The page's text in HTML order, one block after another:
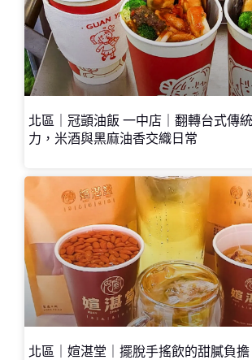
北區｜冠顗油飯 一中店｜翻轉台式傳
力，米酒與黑麻油香交織日常
北區｜媗湛堂｜擺脫手搖飲的甜膩負